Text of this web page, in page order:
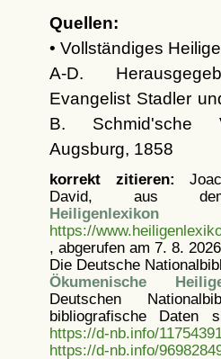
Quellen:
• Vollständiges
A-D.
Evangelist Stadler
B. Schmid'sche
Augsburg, 1858
korrekt zitieren:
David, aus
Heiligenlexikon
https://
, abgerufen am 7. 8. 2026
Die Deutsche
Ökumenische
Deutschen
bibliografische Daten
https://d-nb.info/
https://d-nb.info/